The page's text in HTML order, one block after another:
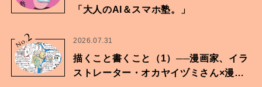
「大人のAI＆スマホ塾。」
No.2 2026.07.31
描くこと書くこと（1）──漫画家、イラ
ストレーター・オカヤイヅミさん×漫画